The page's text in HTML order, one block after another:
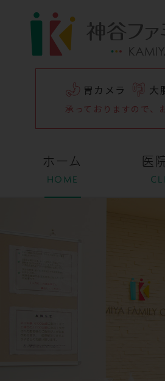
胃カメラ 大
承っておりますので、
ホーム
HOME
医